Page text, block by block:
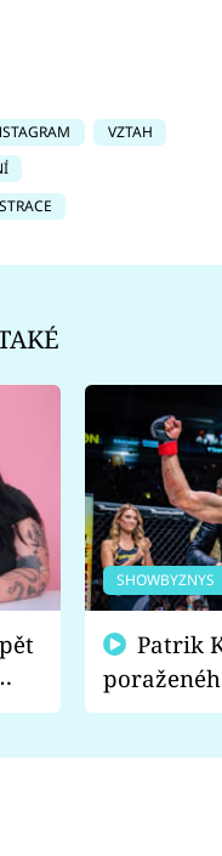
VZTAH
SHOWBYZNYS
fanoušci